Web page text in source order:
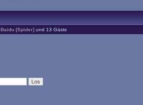
Baidu [Spider] und 13 Gäste